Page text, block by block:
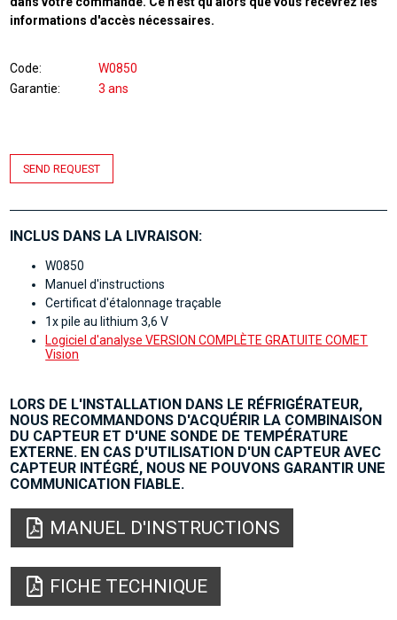
informations d'accès nécessaires.
Code
W0850
Garantie
3 ans
SEND REQUEST
INCLUS DANS LA LIVRAISON:
W0850
Manuel d'instructions
Certificat d'étalonnage traçable
1x pile au lithium 3,6 V
Logiciel d'analyse VERSION COMPLÈTE GRATUITE COMET
Vision
LORS DE L'INSTALLATION DANS LE RÉFRIGÉRATEUR,
NOUS RECOMMANDONS D'ACQUÉRIR LA COMBINAISON
DU CAPTEUR ET D'UNE SONDE DE TEMPÉRATURE
EXTERNE. EN CAS D'UTILISATION D'UN CAPTEUR AVEC
CAPTEUR INTÉGRÉ, NOUS NE POUVONS GARANTIR UNE
COMMUNICATION FIABLE.
MANUEL D'INSTRUCTIONS
FICHE TECHNIQUE